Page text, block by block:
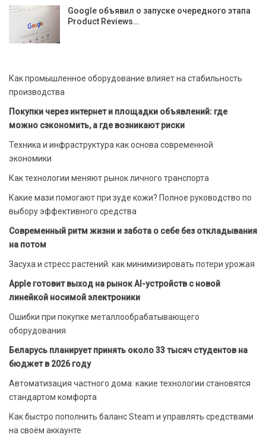
Google объявил о запуске очередного этапа
Product Reviews…
Как промышленное оборудование влияет на стабильность
производства
Покупки через интернет и площадки объявлений: где
можно сэкономить, а где возникают риски
Техника и инфраструктура как основа современной
экономики
Как технологии меняют рынок личного транспорта
Какие мази помогают при зуде кожи? Полное руководство по
выбору эффективного средства
Современный ритм жизни и забота о себе без откладывания
на потом
Засуха и стресс растений: как минимизировать потери урожая
Apple готовит выход на рынок AI-устройств с новой
линейкой носимой электроники
Ошибки при покупке металлообрабатывающего
оборудования
Беларусь планирует принять около 33 тысяч студентов на
бюджет в 2026 году
Автоматизация частного дома: какие технологии становятся
стандартом комфорта
Как быстро пополнить баланс Steam и управлять средствами
на своём аккаунте